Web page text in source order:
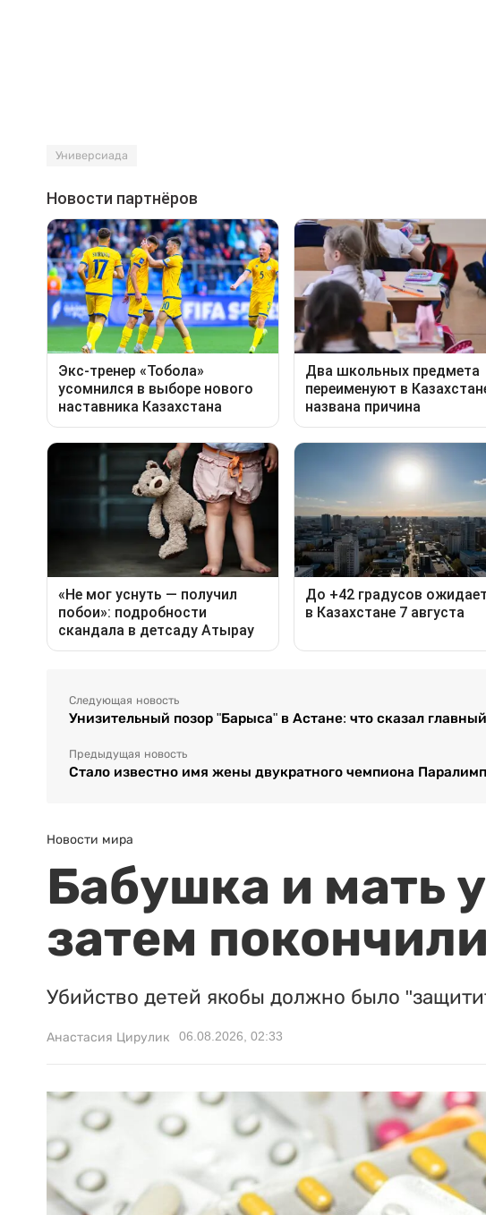
Универсиада
Следующая новость
Унизительный позор "Барыса" в Астане: что сказал
Предыдущая новость
Стало известно имя жены двукратного чемпиона
Новости мира
Бабушка и мать
затем
Убийство детей якобы должно было
Анастасия Цирулик 06.08.2026, 02:33